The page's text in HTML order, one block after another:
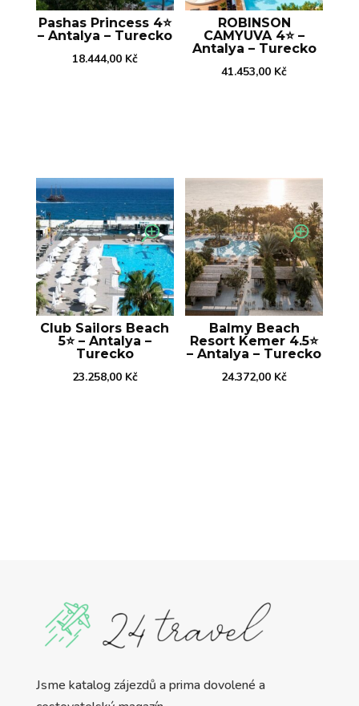
Pashas Princess 4⭐️
– Antalya – Turecko
18.444,00 Kč
ROBINSON
CAMYUVA 4⭐️ –
Antalya – Turecko
41.453,00 Kč
Club Sailors Beach
5⭐️ – Antalya –
Turecko
23.258,00 Kč
Balmy Beach
Resort Kemer 4.5⭐️
– Antalya – Turecko
24.372,00 Kč
Jsme katalog zájezdů a prima dovolené a